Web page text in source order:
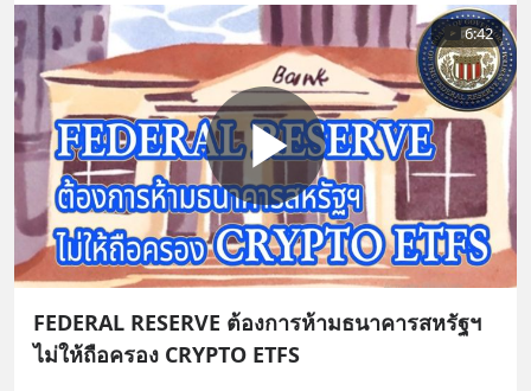
6:42
FEDERAL RESERVE ต้องการห้ามธนาคารสหรัฐฯ
ไม่ให้ถือครอง CRYPTO ETFS